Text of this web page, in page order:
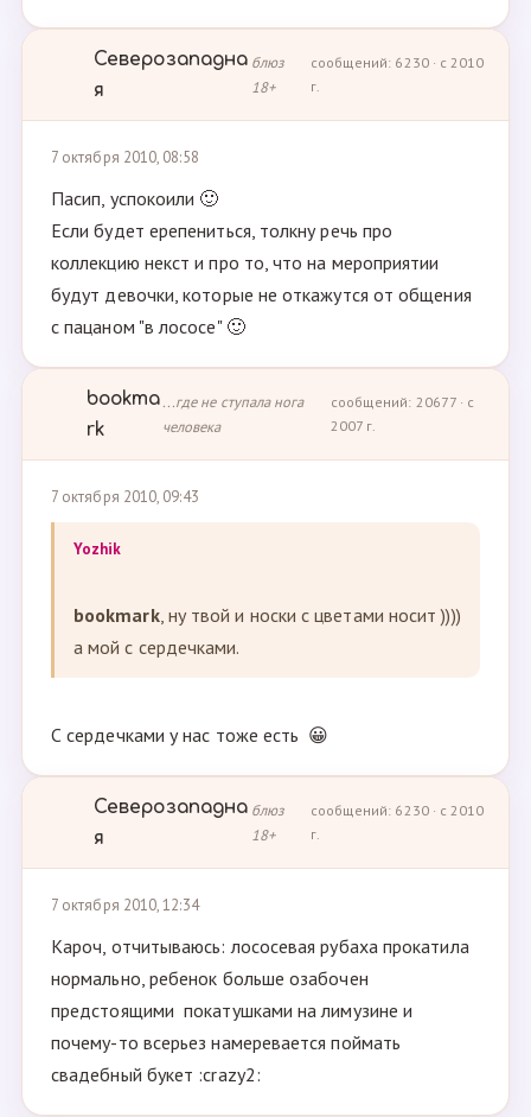
Северозападна
я
блюз
18+
сообщений: 6230 · с 2010
г.
7 октября 2010, 08:58
Пасип, успокоили 🙂
Если будет ерепениться, толкну речь про
коллекцию некст и про то, что на мероприятии
будут девочки, которые не откажутся от общения
с пацаном "в лососе" 🙂
bookma
rk
...где не ступала нога
человека
сообщений: 20677 · с
2007 г.
7 октября 2010, 09:43
Yozhik
bookmark, ну твой и носки с цветами носит ))))
а мой с сердечками.
С сердечками у нас тоже есть 😀
Северозападна
я
блюз
18+
сообщений: 6230 · с 2010
г.
7 октября 2010, 12:34
Кароч, отчитываюсь: лососевая рубаха прокатила
нормально, ребенок больше озабочен
предстоящими покатушками на лимузине и
почему-то всерьез намеревается поймать
свадебный букет :crazy2: